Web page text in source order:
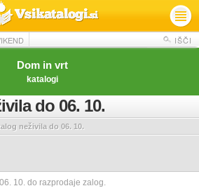
IŠČI
Dom in vrt
katalogi
do 06. 10.
neživila do 06. 10.
10. do razprodaje zalog.